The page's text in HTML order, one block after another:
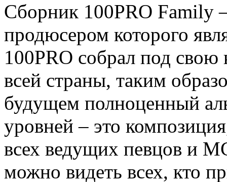
Сборник 100PRO Family
продюсером которого
100PRO собрал под
всей страны, таким
будущем полноценный
уровней – это
всех ведущих певцов и
можно видеть всех, кто